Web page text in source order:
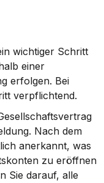
wichtiger Schritt
einer
erfolgen. Bei
verpflichtend.
Nach dem
anerkannt, was
zu eröffnen
Sie darauf, alle